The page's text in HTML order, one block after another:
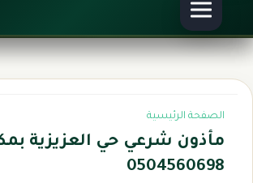
الصفحة الرئيسية
مأذون شرعي حي العزيزية
0504560698